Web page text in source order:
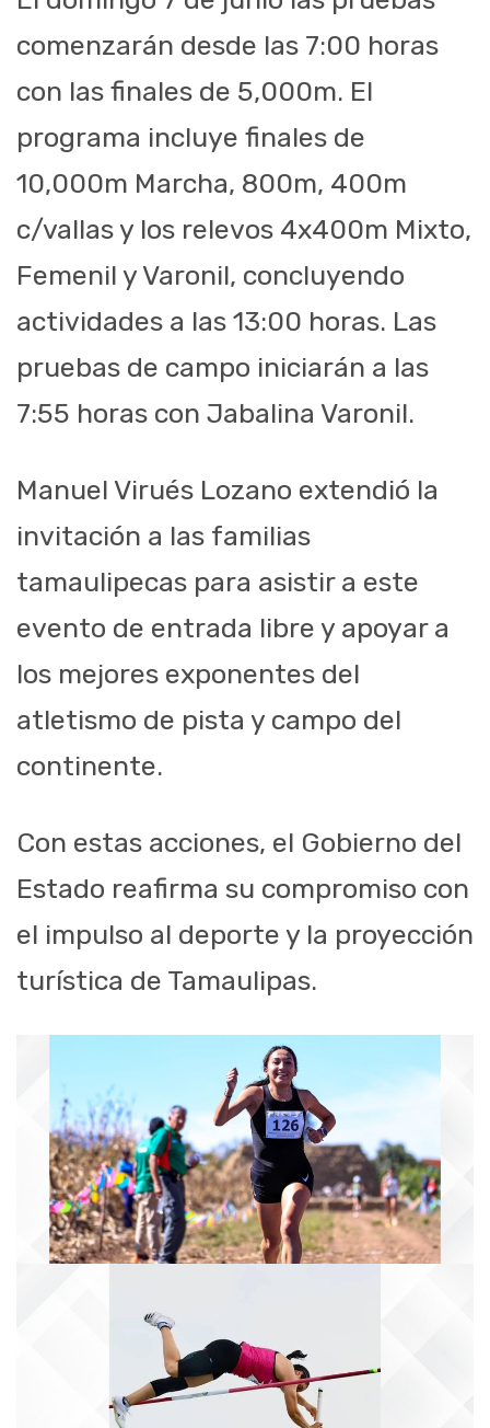
comenzarán desde las 7:00 horas
con las finales de 5,000m. El
programa incluye finales de
10,000m Marcha, 800m, 400m
c/vallas y los relevos 4x400m Mixto,
Femenil y Varonil, concluyendo
actividades a las 13:00 horas. Las
pruebas de campo iniciarán a las
7:55 horas con Jabalina Varonil.
Manuel Virués Lozano extendió la
invitación a las familias
tamaulipecas para asistir a este
evento de entrada libre y apoyar a
los mejores exponentes del
atletismo de pista y campo del
continente.
Con estas acciones, el Gobierno del
Estado reafirma su compromiso con
el impulso al deporte y la proyección
turística de Tamaulipas.